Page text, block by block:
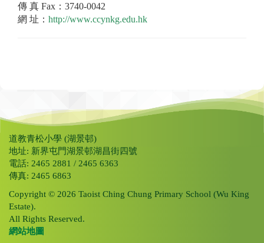
傳 真 Fax：3740-0042
網 址： http://www.ccynkg.edu.hk
道教青松小學 (湖景邨)
地址: 新界屯門湖景邨湖昌街四號
電話: 2465 2881 / 2465 6363
傳真: 2465 6863
Copyright © 2026 Taoist Ching Chung Primary School (Wu King
Estate).
All Rights Reserved.
網站地圖